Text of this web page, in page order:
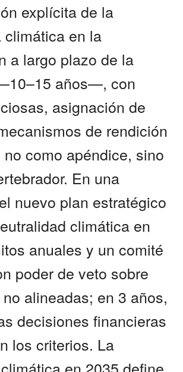
explícita de la
climática en la
a largo plazo de la
años—, con
asignación de
de rendición
como apéndice, sino
En una
nuevo plan estratégico
climática en
anuales y un comité
poder de veto sobre
alineadas; en 3 años,
decisiones financieras
los criterios. La